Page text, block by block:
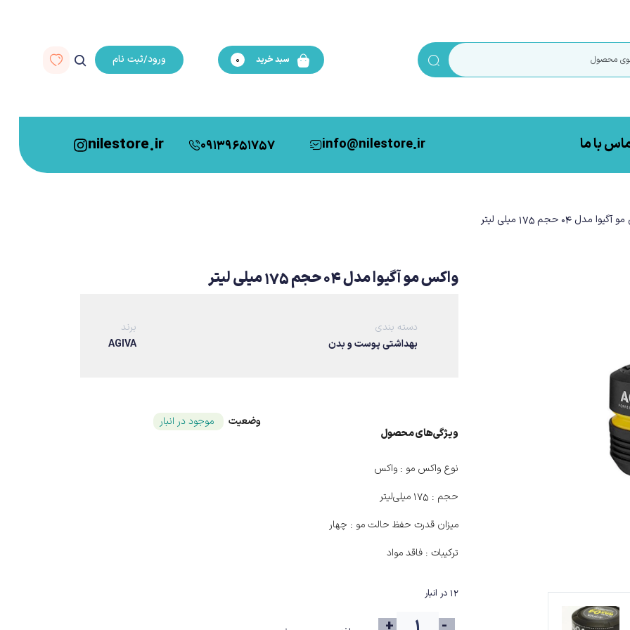
سبد خرید 0 ورود/ثبت نام
با ما info@nilestore.ir
09139651757
nilestore.ir
04 حجم 175 میلی لیتر
واکس مو آگیوا مدل 04 حجم 175 میلی لیتر
دسته بندی
بهداشتی پوست و بدن
برند
AGIVA
ویژگی‌های ﻣﺤﺼﻮل
نوع واکس مو : واکس
حجم : ۱۷۵ میلی‌لیتر
میزان قدرت حفظ حالت مو : چهار
ترکیبات : فاقد مواد
وضعیت موجود در انبار
12 در انبار